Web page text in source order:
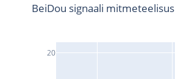
20
BeiDou signaali mitmeteelisus